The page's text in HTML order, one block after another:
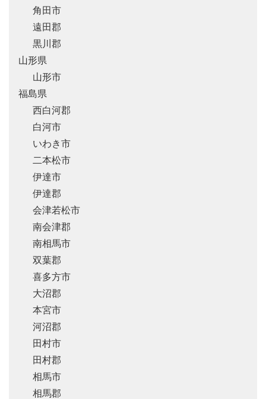
角田市
遠田郡
黒川郡
山形県
山形市
福島県
西白河郡
白河市
いわき市
二本松市
伊達市
伊達郡
会津若松市
南会津郡
南相馬市
双葉郡
喜多方市
大沼郡
本宮市
河沼郡
田村市
田村郡
相馬市
相馬郡